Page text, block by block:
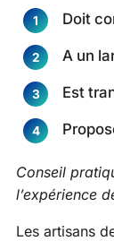
Doit
A un
Est
Conseil
l’expérience
Les artisans